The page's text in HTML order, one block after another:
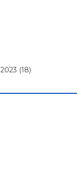
2023 (18)